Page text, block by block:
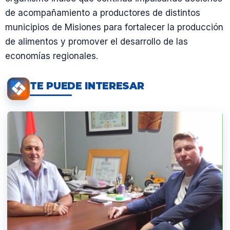
de acompañamiento a productores de distintos
municipios de Misiones para fortalecer la producción
de alimentos y promover el desarrollo de las
economías regionales.
TE PUEDE INTERESAR